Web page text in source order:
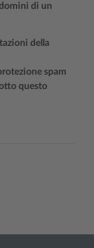
di un
della
spam
questo